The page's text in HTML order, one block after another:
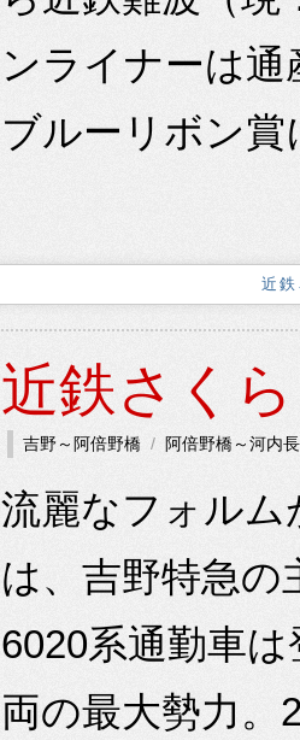
ンライナーは
ブルーリボン
近
近鉄さく
吉野～阿倍野橋 阿倍野橋～河内
流麗なフォルム
は、吉野特急の
6020系通勤車
両の最大勢力。